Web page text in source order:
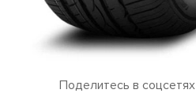
Поделитесь в соцсетях